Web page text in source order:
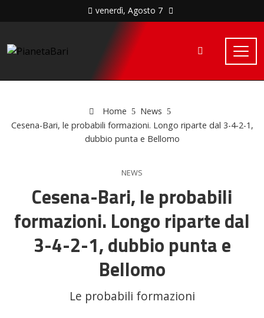
venerdì, Agosto 7
Home
News
Cesena-Bari, le probabili formazioni. Longo riparte dal 3-4-2-1,
dubbio punta e Bellomo
NEWS
Cesena-Bari, le probabili
formazioni. Longo riparte dal
3-4-2-1, dubbio punta e
Bellomo
Le probabili formazioni